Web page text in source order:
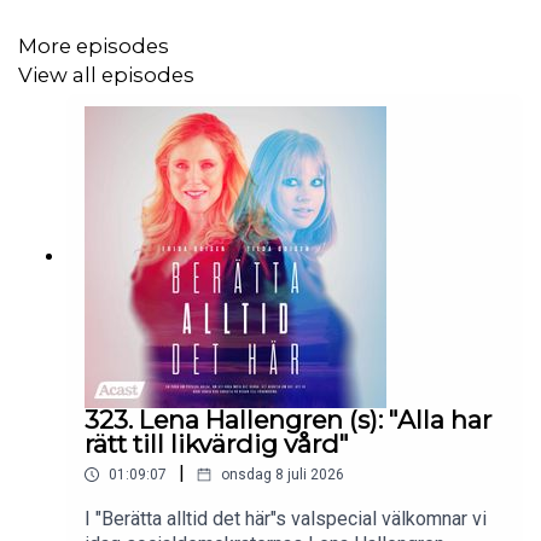
Och när vi nu blickar framåt, går vi in i ett viktigt år.
Under våren gästas podden av partiledare – och vi vill att
ska vara med och påverka samtalen.
Vad vill du att vi ska fråga dem?
Skicka in dina frågor till oss på TikTok eller Instagram.
Tack för att du lyssnar, delar, hör av dig och är en del av
vår gemenskap.
Det här hade aldrig varit möjligt utan er.
More episodes
View all episodes
323. Lena Hallengren (s): "Alla har
rätt till likvärdig vård"
01:09:07 onsdag 8 juli 2026
I "Berätta alltid det här"s valspecial välkomnar vi